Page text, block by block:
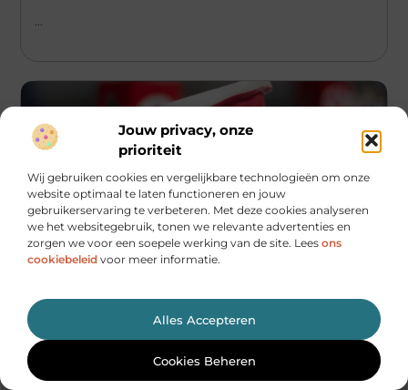
Jouw privacy, onze
prioriteit
Wij gebruiken cookies en vergelijkbare technologieën om onze
website optimaal te laten functioneren en jouw
gebruikerservaring te verbeteren. Met deze cookies analyseren
we het websitegebruik, tonen we relevante advertenties en
zorgen we voor een soepele werking van de site. Lees ons
cookiebeleid voor meer informatie.
Alles Accepteren
Cookies Beheren
Tandarts Schiedam – Je Plaatselijke
Tandheelkundige Experts
Waarom Tandarts Schiedam jouw glimlach verdient
Welkom bij Tandarts Schiedam, waar jouw